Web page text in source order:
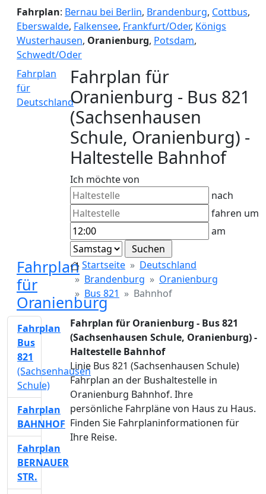
Fahrplan: Bernau bei Berlin, Brandenburg, Cottbus,
Eberswalde, Falkensee, Frankfurt/Oder, Königs
Wusterhausen, Oranienburg, Potsdam,
Schwedt/Oder
Fahrplan
für
Deutschland
Fahrplan für
Oranienburg - Bus 821
(Sachsenhausen
Schule, Oranienburg) -
Haltestelle Bahnhof
Ich möchte von
nach
fahren um
am
Fahrplan
für
Oranienburg
Startseite
Deutschland
Brandenburg
Oranienburg
Bus 821
Bahnhof
Fahrplan für Oranienburg - Bus 821
(Sachsenhausen Schule, Oranienburg) -
Haltestelle Bahnhof
Linie Bus 821 (Sachsenhausen Schule)
Fahrplan an der Bushaltestelle in
Oranienburg Bahnhof. Ihre
persönliche Fahrpläne von Haus zu Haus.
Finden Sie Fahrplaninformationen für
Ihre Reise.
Fahrplan
Bus
821
(Sachsenhausen
Schule)
Fahrplan
BAHNHOF
Fahrplan
BERNAUER
STR.